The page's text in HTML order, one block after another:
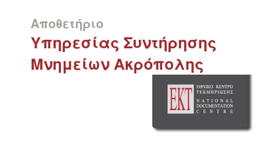
Αποθετήριο
Υπηρεσίας Συντήρησης
Μνημείων Ακρόπολης